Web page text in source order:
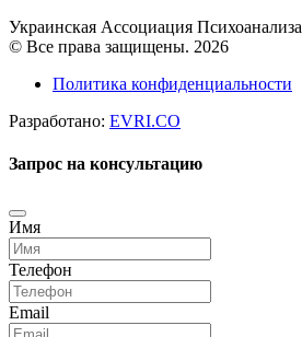
Украинская Ассоциация Психоанализа
© Все права защищены. 2026
Политика конфиденциальности
Разработано: EVRI.CO
Запрос на консультацию
Имя
Телефон
Email